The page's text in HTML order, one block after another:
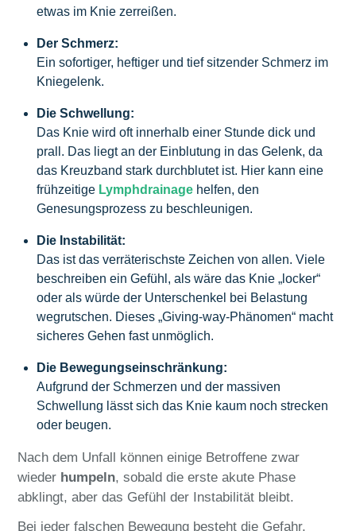
etwas im Knie zerreißen.
Der Schmerz:
Ein sofortiger, heftiger und tief sitzender Schmerz im
Kniegelenk.
Die Schwellung:
Das Knie wird oft innerhalb einer Stunde dick und
prall. Das liegt an der Einblutung in das Gelenk, da
das Kreuzband stark durchblutet ist. Hier kann eine
frühzeitige Lymphdrainage helfen, den
Genesungsprozess zu beschleunigen.
Die Instabilität:
Das ist das verräterischste Zeichen von allen. Viele
beschreiben ein Gefühl, als wäre das Knie „locker“
oder als würde der Unterschenkel bei Belastung
wegrutschen. Dieses „Giving-way-Phänomen“ macht
sicheres Gehen fast unmöglich.
Die Bewegungseinschränkung:
Aufgrund der Schmerzen und der massiven
Schwellung lässt sich das Knie kaum noch strecken
oder beugen.
Nach dem Unfall können einige Betroffene zwar
wieder humpeln, sobald die erste akute Phase
abklingt, aber das Gefühl der Instabilität bleibt.
Bei jeder falschen Bewegung besteht die Gefahr,